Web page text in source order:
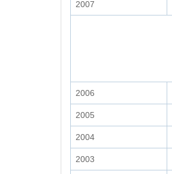
2007
2006
2005
2004
2003